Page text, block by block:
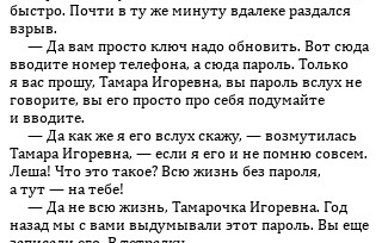
быстро. Почти в ту же минуту вдалеке раздался
взрыв.
— Да вам просто ключ надо обновить. Вот сюда
вводите номер телефона, а сюда пароль. Только
я вас прошу, Тамара Игоревна, вы пароль вслух не
говорите, вы его просто про себя подумайте
и вводите.
— Да как же я его вслух скажу, — возмутилась
Тамара Игоревна, — если я его и не помню совсем.
Леша! Что это такое? Всю жизнь без пароля,
а тут — на тебе!
— Да не всю жизнь, Тамарочка Игоревна. Год
назад мы с вами выдумывали этот пароль. Вы еще